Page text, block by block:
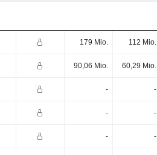
179 Mio. 112 Mio.
90,06 Mio. 60,29 Mio.
- -
- -
- -